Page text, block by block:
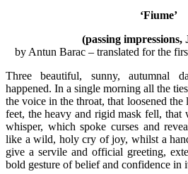
‘Fiume’
(passing impressions,
by Antun Barac – translated for the
Three beautiful, sunny, autumnal
happened. In a single morning all the
the voice in the throat, that loosened
feet, the heavy and rigid mask fell, that
whisper, which spoke curses and
like a wild, holy cry of joy, whilst a
give a servile and official greeting,
bold gesture of belief and confidence in